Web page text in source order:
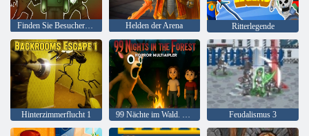
Finden Sie Besucher 99 Nächte Helden der Arena Ritterlegende
Hinterzimmerflucht 1 99 Nächte im Wald. Horror-Multiplayer Feudalismus 3